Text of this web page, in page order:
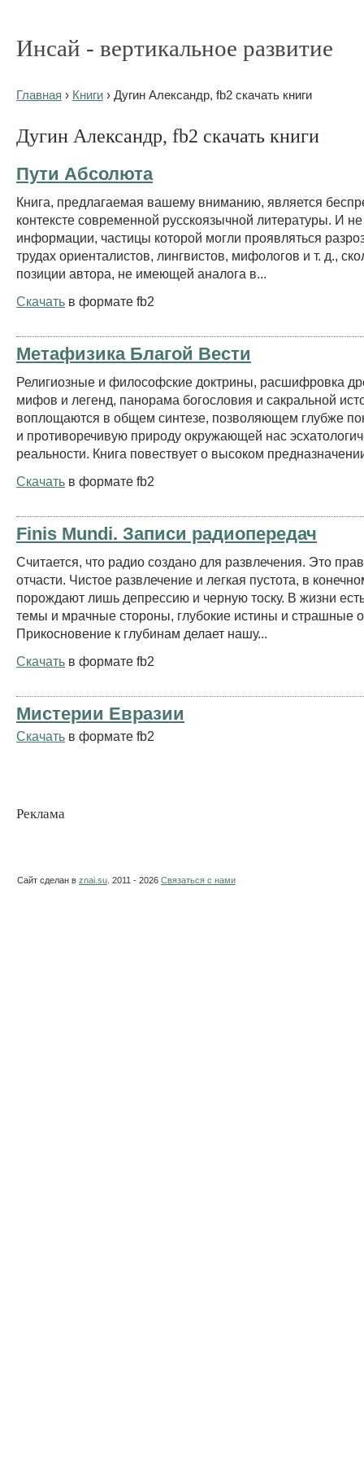
Инсай - вертикальное развитие
Главная › Книги › Дугин Александр, fb2 скачать книги
Дугин Александр, fb2 скачать книги
Пути Абсолюта
Книга, предлагаемая вашему вниманию, является
контексте современной русскоязычной литературы. И не
информации, частицы которой могли проявляться
трудах ориенталистов, лингвистов, мифологов и т. д.,
позиции автора, не имеющей аналога в...
Скачать в формате fb2
Метафизика Благой Вести
Религиозные и философские доктрины, расшифровка
мифов и легенд, панорама богословия и сакральной
воплощаются в общем синтезе, позволяющем глубже
и противоречивую природу окружающей нас
реальности. Книга повествует о высоком
Скачать в формате fb2
Finis Mundi. Записи радиопередач
Считается, что радио создано для развлечения. Это
отчасти. Чистое развлечение и легкая пустота, в
порождают лишь депрессию и черную тоску. В жизни
темы и мрачные стороны, глубокие истины и страшные
Прикосновение к глубинам делает нашу...
Скачать в формате fb2
Мистерии Евразии
Скачать в формате fb2
Реклама
Сайт сделан в znai.su . 2011 - 2026 Связаться с нами